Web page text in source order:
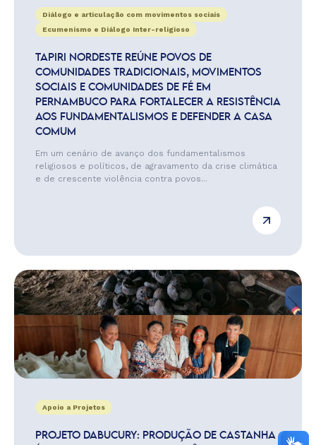
Diálogo e articulação com movimentos sociais
Ecumenismo e Diálogo Inter-religioso
TAPIRI NORDESTE REÚNE POVOS DE
COMUNIDADES TRADICIONAIS, MOVIMENTOS
SOCIAIS E COMUNIDADES DE FÉ EM
PERNAMBUCO PARA FORTALECER A RESISTÊNCIA
AOS FUNDAMENTALISMOS E DEFENDER A CASA
COMUM
Em um cenário de avanço dos fundamentalismos
religiosos e políticos, de agravamento da crise climática
e de crescente violência contra povos...
Apoio a Projetos
PROJETO DABUCURY: PRODUÇÃO DE CASTANHA